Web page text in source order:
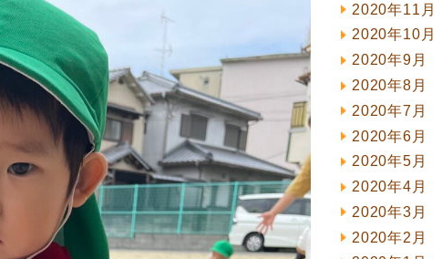
2020年11月
2020年10月
2020年9月
2020年8月
2020年7月
2020年6月
2020年5月
2020年4月
2020年3月
2020年2月